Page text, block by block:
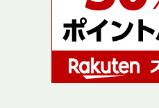
ノースフェイス
モンベル